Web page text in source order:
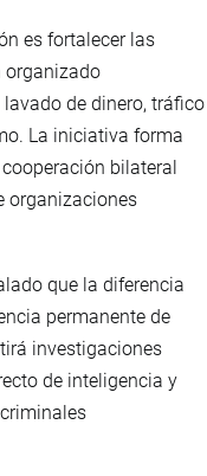
es fortalecer las
organizado
de dinero, tráfico
La iniciativa forma
bilateral
organizaciones
que la diferencia
permanente de
investigaciones
de inteligencia y